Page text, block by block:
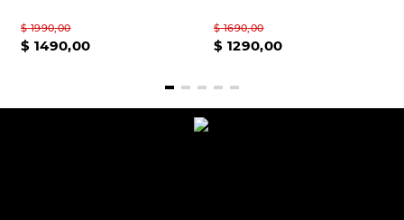
$ 1990,00
$ 1490,00
$ 1690,00
$ 1290,00